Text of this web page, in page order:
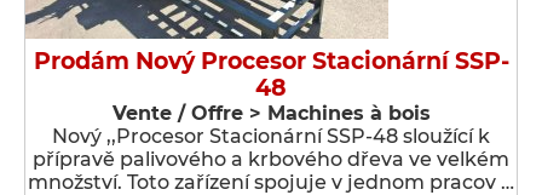
Prodám Nový Procesor Stacionární SSP-
48
Vente / Offre > Machines à bois
Nový ,,Procesor Stacionární SSP-48 sloužící k
přípravě palivového a krbového dřeva ve velkém
množství. Toto zařízení spojuje v jednom pracov …